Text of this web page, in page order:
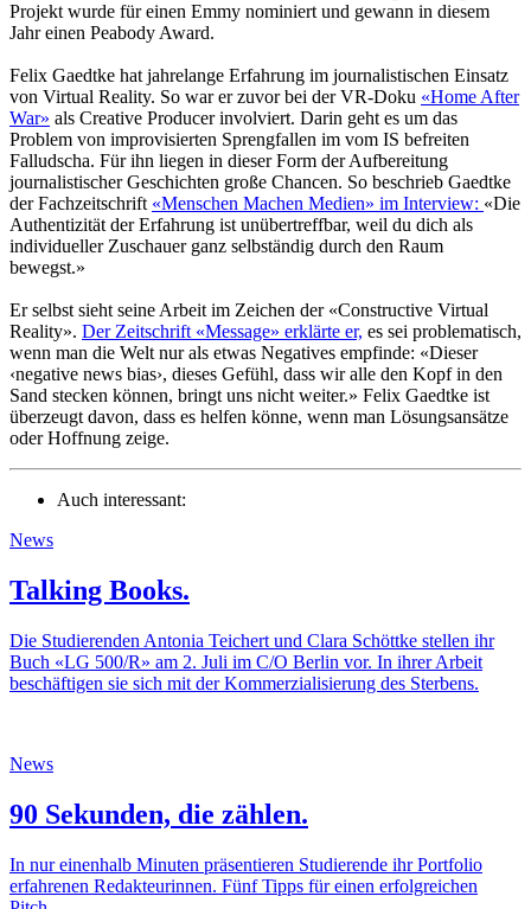
Projekt wurde für einen Emmy nominiert und gewann in diesem
Jahr einen Peabody Award.
Felix Gaedtke hat jahrelange Erfahrung im journalistischen Einsatz
von Virtual Reality. So war er zuvor bei der VR-Doku «Home After
War» als Creative Producer involviert. Darin geht es um das
Problem von improvisierten Sprengfallen im vom IS befreiten
Falludscha. Für ihn liegen in dieser Form der Aufbereitung
journalistischer Geschichten große Chancen. So beschrieb Gaedtke
der Fachzeitschrift «Menschen Machen Medien» im Interview: «Die
Authentizität der Erfahrung ist unübertreffbar, weil du dich als
individueller Zuschauer ganz selbständig durch den Raum
bewegst.»
Er selbst sieht seine Arbeit im Zeichen der «Constructive Virtual
Reality». Der Zeitschrift «Message» erklärte er, es sei problematisch,
wenn man die Welt nur als etwas Negatives empfinde: «Dieser
‹negative news bias›, dieses Gefühl, dass wir alle den Kopf in den
Sand stecken können, bringt uns nicht weiter.» Felix Gaedtke ist
überzeugt davon, dass es helfen könne, wenn man Lösungsansätze
oder Hoffnung zeige.
Auch interessant:
News
Talking Books.
Die Studierenden Antonia Teichert und Clara Schöttke stellen ihr
Buch «LG 500/R» am 2. Juli im C/O Berlin vor. In ihrer Arbeit
beschäftigen sie sich mit der Kommerzialisierung des Sterbens.
News
90 Sekunden, die zählen.
In nur einenhalb Minuten präsentieren Studierende ihr Portfolio
erfahrenen Redakteurinnen. Fünf Tipps für einen erfolgreichen